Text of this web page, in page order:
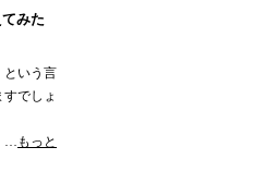
みた
という言
でしょ
…
もっと